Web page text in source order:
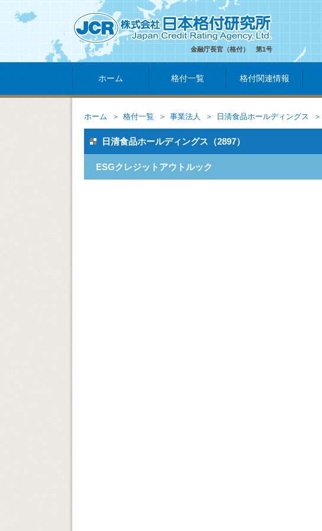
金融庁長官（格付） 第1号
ホーム 格付一覧 格付関連情報
ホーム 格付一覧 事業法人 日清食品ホールディングス
日清食品ホールディングス（2897）
ESGクレジットアウトルック